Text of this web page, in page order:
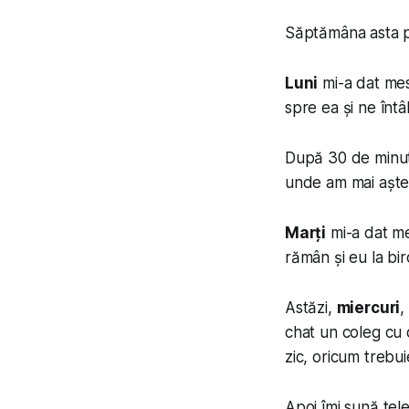
Săptămâna asta
Luni mi-a dat
spre ea și ne
După 30 de
unde am mai
Marți mi-a dat
rămân și eu la
Astăzi, miercuri,
chat un coleg cu
zic, oricum